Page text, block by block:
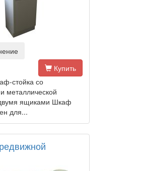
Купить
стойка со
металлической
ящиками Шкаф
для...